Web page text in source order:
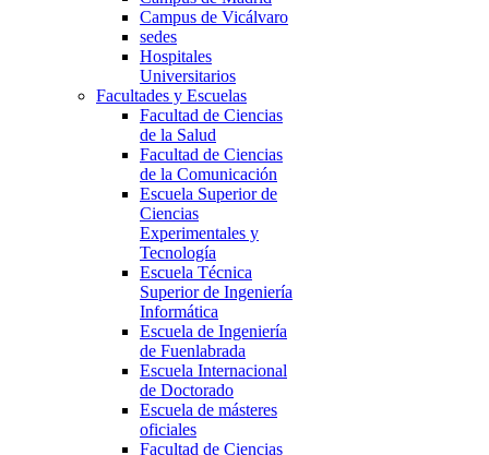
Campus de Vicálvaro
sedes
Hospitales
Universitarios
Facultades y Escuelas
Facultad de Ciencias
de la Salud
Facultad de Ciencias
de la Comunicación
Escuela Superior de
Ciencias
Experimentales y
Tecnología
Escuela Técnica
Superior de Ingeniería
Informática
Escuela de Ingeniería
de Fuenlabrada
Escuela Internacional
de Doctorado
Escuela de másteres
oficiales
Facultad de Ciencias